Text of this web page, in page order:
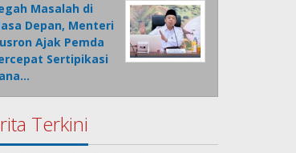
Masalah di
Depan, Menteri
Ajak Pemda
Sertipikasi
Terkini